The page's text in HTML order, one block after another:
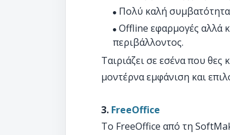
Πολύ καλή συμβατότητα
Offline εφαρμογές αλλά
περιβάλλοντος.
Ταιριάζει σε εσένα που
μοντέρνα εμφάνιση και
3. FreeOffice
Το FreeOffice από τη